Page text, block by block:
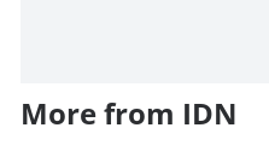
More from IDN